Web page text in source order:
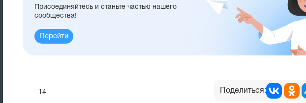
Присоединяйтесь и станьте частью нашего
сообщества!
Перейти
14 Поделиться: